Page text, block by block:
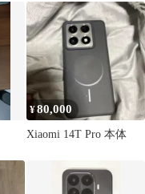
¥80,000
Xiaomi 14T Pro 本体